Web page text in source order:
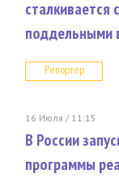
сталкивается
поддельными
Репортер
16 Июля / 11:15
В России
программы